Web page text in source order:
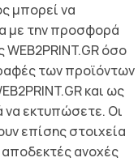
μπορεί να
με την προσφορά
όσο
των προϊόντων
και ως
να εκτυπώσετε. Οι
επίσης στοιχεία
αποδεκτές ανοχές